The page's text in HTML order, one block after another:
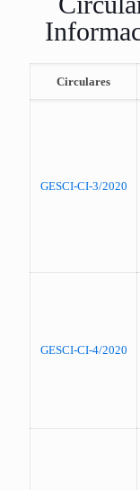
Circulares
GESCI-CI-3/2020
GESCI-CI-4/2020